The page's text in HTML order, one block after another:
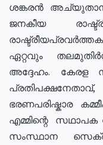
ശങ്കരൻ
ജനകീയ
ഏറ്റവും
അദ്ദേഹം. കേരള
ഭരണപരിഷ്കാര
എമ്മിന്റെ
സംസ്ഥാന